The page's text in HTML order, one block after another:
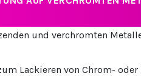
und verchromten
Lackieren von Chrom-